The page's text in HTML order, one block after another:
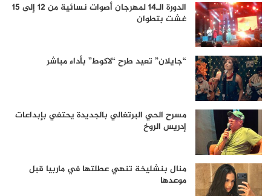
الدورة الـ14 لمهرجان أصوات نسائية من 12 إلى 15
غشت بتطوان
“جايلان” تعيد طرح “لاكوط” بأداء مباشر
مسرح الحي البرتغالي بالجديدة يحتفي بإبداعات
إدريس الروخ
منال بنشليخة تنهي عطلتها في ماربيا قبل
موعدها